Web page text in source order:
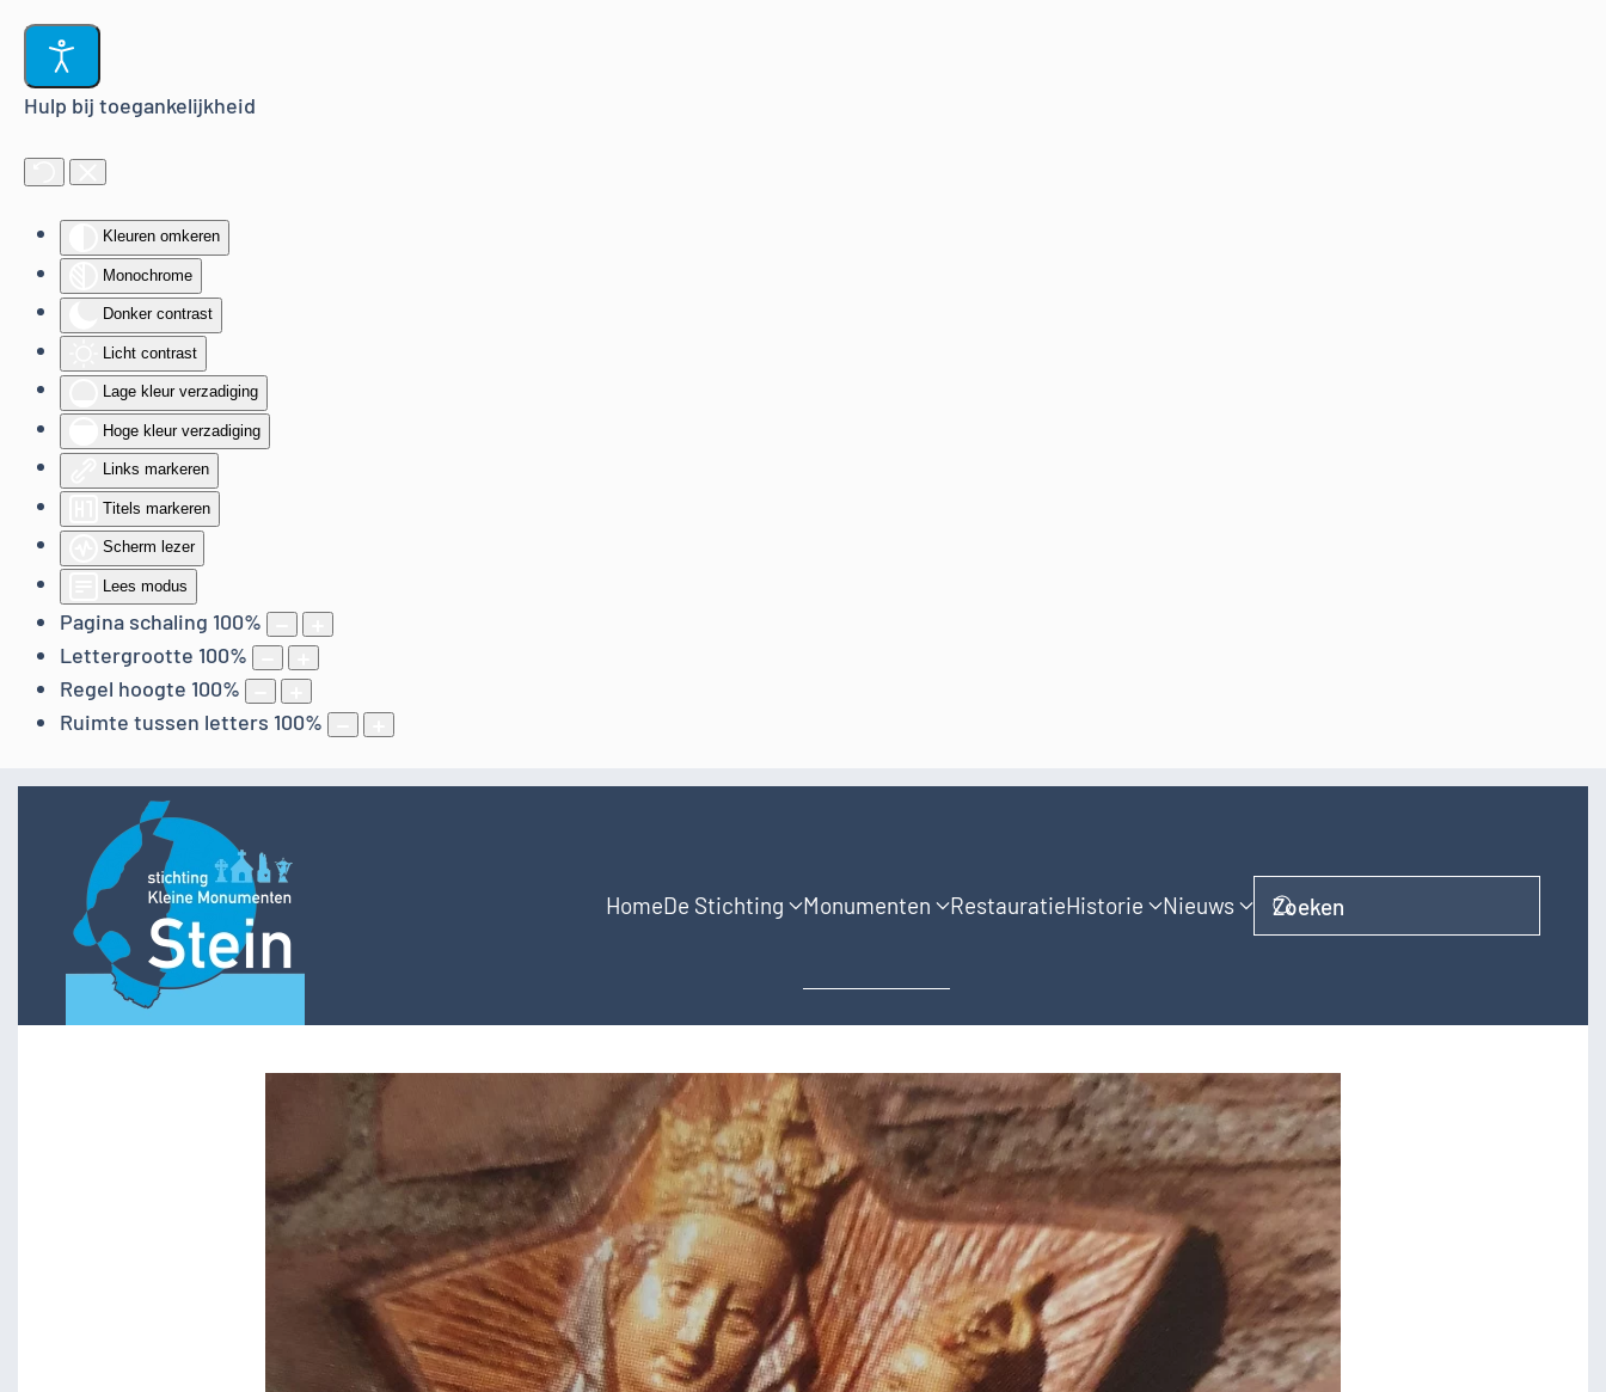
Hulp bij toegankelijkheid
Kleuren omkeren
Monochrome
Donker contrast
Licht contrast
Lage kleur verzadiging
Hoge kleur verzadiging
Links markeren
Titels markeren
Scherm lezer
Lees modus
Pagina schaling 100%
Lettergrootte 100%
Regel hoogte 100%
Ruimte tussen letters 100%
Terug naar hoofdinhoud
HomeDe Stichting Monumenten RestauratieHistorie Nieuws